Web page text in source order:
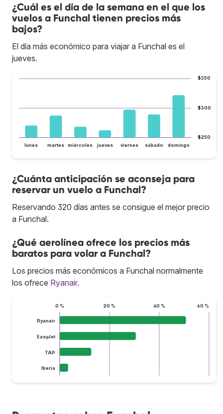
¿Cuál es el día de la semana en el que los
vuelos a Funchal tienen precios más
bajos?
El día más económico para viajar a Funchal es el
jueves.
$250
$300
$350
lunes martes miércoles jueves viernes sábado domingo
¿Cuánta anticipación se aconseja para
reservar un vuelo a Funchal?
Reservando 320 días antes se consigue el mejor precio
a Funchal.
¿Qué aerolínea ofrece los precios más
baratos para volar a Funchal?
Los precios más económicos a Funchal normalmente
los ofrece Ryanair.
0 % 20 % 40 % 60 %
Ryanair
EasyJet
TAP
Iberia